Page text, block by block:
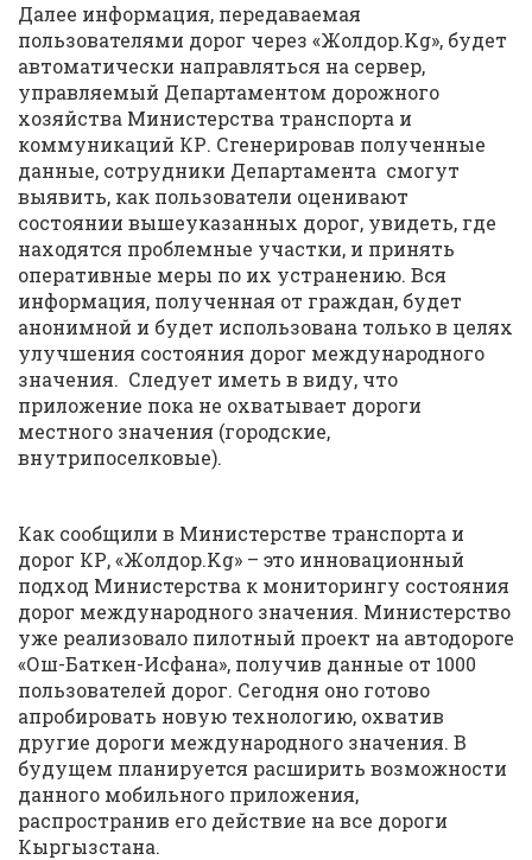
Далее информация, передаваемая
пользователями дорог через «Жолдор.Kg», будет
автоматически направляться на сервер,
управляемый Департаментом дорожного
хозяйства Министерства транспорта и
коммуникаций КР. Сгенерировав полученные
данные, сотрудники Департамента смогут
выявить, как пользователи оценивают
состоянии вышеуказанных дорог, увидеть, где
находятся проблемные участки, и принять
оперативные меры по их устранению. Вся
информация, полученная от граждан, будет
анонимной и будет использована только в целях
улучшения состояния дорог международного
значения. Следует иметь в виду, что
приложение пока не охватывает дороги
местного значения (городские,
внутрипоселковые).
Как сообщили в Министерстве транспорта и
дорог КР, «Жолдор.Kg» – это инновационный
подход Министерства к мониторингу состояния
дорог международного значения. Министерство
уже реализовало пилотный проект на автодороге
«Ош-Баткен-Исфана», получив данные от 1000
пользователей дорог. Сегодня оно готово
апробировать новую технологию, охватив
другие дороги международного значения. В
будущем планируется расширить возможности
данного мобильного приложения,
распространив его действие на все дороги
Кыргызстана.